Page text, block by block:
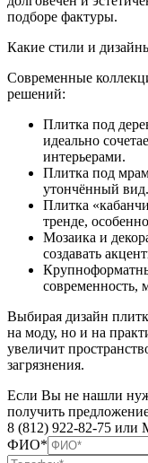
подборе фактуры.
Какие стили и
Современные
решений:
Плитка под
идеально
интерьерами.
Плитка под
утончённый вид.
Плитка
тренде,
Мозаика и
создавать
современность,
Выбирая дизайн
на моду, но и на
увеличит
загрязнения.
Если Вы не нашли
получить
8 (812) 922-82-75
ФИО*